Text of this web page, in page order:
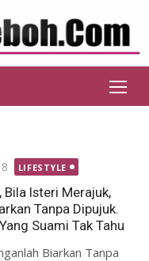
LIFESTYLE
Bila Isteri Merajuk,
Tanpa Dipujuk.
Suami Tak Tahu
Biarkan Tanpa